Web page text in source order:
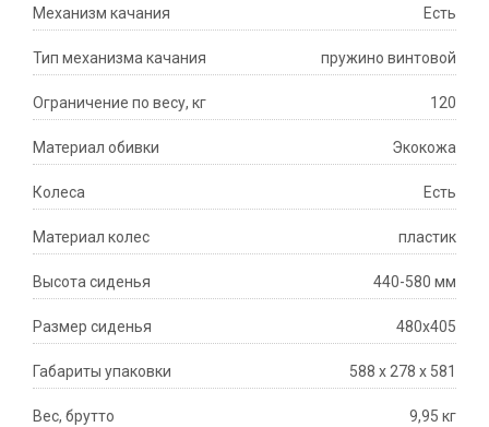
Механизм качания Есть
Тип механизма качания пружино винтовой
Ограничение по весу, кг 120
Материал обивки Экокожа
Колеса Есть
Материал колес пластик
Высота сиденья 440-580 мм
Размер сиденья 480х405
Габариты упаковки 588 х 278 х 581
Вес, брутто 9,95 кг